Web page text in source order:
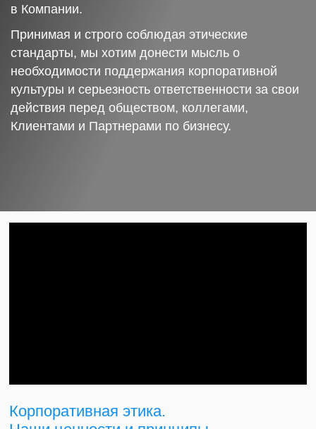
в Компании.
Принимая и строго соблюдая этические
стандарты, мы хотим донести мысль о
необходимости поддержания корпоративной
культуры и серьезность ответственности за свои
действия перед обществом, коллегами,
Клиентами и Партнерами по бизнесу.
Корпоративная этика.